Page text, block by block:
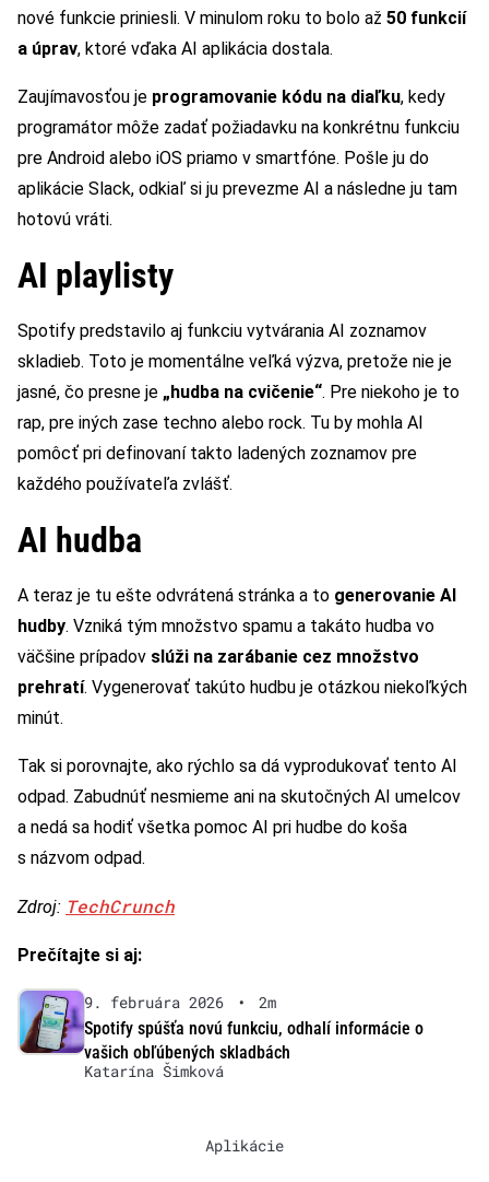
nové funkcie priniesli. V minulom roku to bolo až 50 funkcií
a úprav, ktoré vďaka AI aplikácia dostala.
Zaujímavosťou je programovanie kódu na diaľku, kedy
programátor môže zadať požiadavku na konkrétnu funkciu
pre Android alebo iOS priamo v smartfóne. Pošle ju do
aplikácie Slack, odkiaľ si ju prevezme AI a následne ju tam
hotovú vráti.
AI playlisty
Spotify predstavilo aj funkciu vytvárania AI zoznamov
skladieb. Toto je momentálne veľká výzva, pretože nie je
jasné, čo presne je „hudba na cvičenie“. Pre niekoho je to
rap, pre iných zase techno alebo rock. Tu by mohla AI
pomôcť pri definovaní takto ladených zoznamov pre
každého používateľa zvlášť.
AI hudba
A teraz je tu ešte odvrátená stránka a to generovanie AI
hudby. Vzniká tým množstvo spamu a takáto hudba vo
väčšine prípadov slúži na zarábanie cez množstvo
prehratí. Vygenerovať takúto hudbu je otázkou niekoľkých
minút.
Tak si porovnajte, ako rýchlo sa dá vyprodukovať tento AI
odpad. Zabudnúť nesmieme ani na skutočných AI umelcov
a nedá sa hodiť všetka pomoc AI pri hudbe do koša
s názvom odpad.
Zdroj: TechCrunch
Prečítajte si aj:
9. februára 2026 •
2m
Spotify spúšťa novú funkciu, odhalí informácie o
vašich obľúbených skladbách
Katarína Šimková
Aplikácie